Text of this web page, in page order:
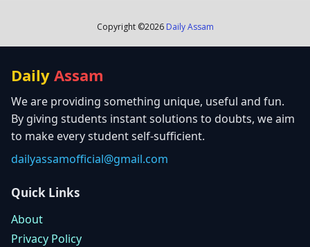
Copyright ©2026 Daily Assam
Daily Assam
We are providing something unique, useful and fun.
By giving students instant solutions to doubts, we aim
to make every student self-sufficient.
dailyassamofficial@gmail.com
Quick Links
About
Privacy Policy